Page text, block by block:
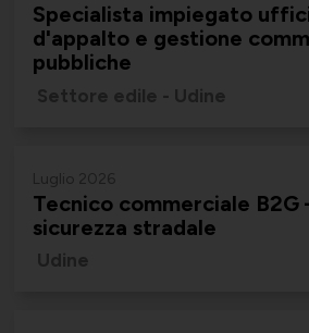
Specialista impiegato
d'appalto e gestione
pubbliche
Settore edile - Udine
Luglio 2026
Tecnico commerciale B2G
sicurezza stradale
Udine
Comunicati Stampa
Turismo e Cultura
Offerte di lavoro